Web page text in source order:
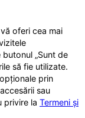
oferi cea mai
„Sunt de
să fie utilizate.
prin
sau
privire la Termeni și